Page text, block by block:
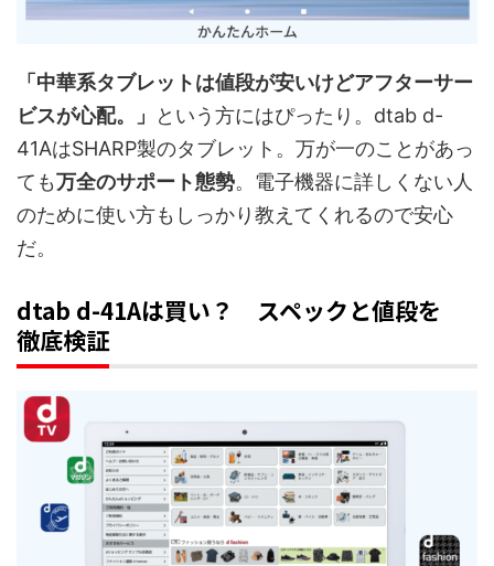
「中華系タブレットは値段が安いけどアフターサー
ビスが心配。」
という方にはぴったり。dtab d-
41AはSHARP製のタブレット。万が一のことがあっ
ても万全のサポート態勢。電子機器に詳しくない人
のために使い方もしっかり教えてくれるので安心
だ。
dtab d-41Aは買い？ スペックと値段を
徹底検証